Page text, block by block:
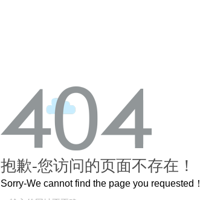
抱歉-您访问的页面不存在！
Sorry-We cannot find the page you requested！